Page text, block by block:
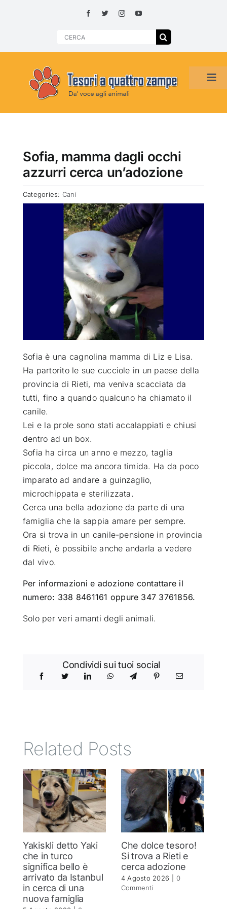
Search
HOME
ADOTTATI O RITROVATI
SEMPRE CON ME
Sofia, mamma dagli occhi
azzurri cerca un’adozione
Categories: Cani
Sofia è una cagnolina mamma di Liz e Lisa.
Ha partorito le sue cucciole in un paese della
provincia di Rieti, ma veniva scacciata da
tutti, fino a quando qualcuno ha chiamato il
canile.
Lei e la prole sono stati accalappiati e chiusi
dentro ad un box.
Sofia ha circa un anno e mezzo, taglia
piccola, dolce ma ancora timida. Ha da poco
imparato ad andare a guinzaglio,
microchippata e sterilizzata.
Cerca una bella adozione da parte di una
famiglia che la sappia amare per sempre.
Ora si trova in un canile-pensione in provincia
di Rieti, è possibile anche andarla a vedere
dal vivo.
Per informazioni e adozione contattare il
numero: 338 8461161 oppure 347 3761856.
Solo per veri amanti degli animali.
Condividi sui tuoi social
Related Posts
Yakiskli detto Yaki
che in turco
significa bello è
arrivato da Istanbul
in cerca di una
nuova famiglia
Che dolce tesoro!
Si trova a Rieti e
cerca adozione
4 Agosto 2026
0
Commenti